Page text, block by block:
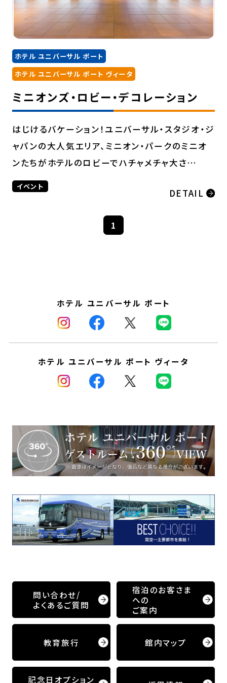
ホテル ユニバーサル ポート
ホテル ユニバーサル ポート ヴィータ
ミニオンズ・ロビー・デコレーション
はじけるバケーション！ユニバーサル・スタジオ・ジ
ャパンの大人気エリア、ミニオン・パークのミニオ
ンたちがホテルのロビーでハチャメチャ大さ…
イベント
DETAIL
1
ホテル ユニバーサル ポート
ホテル ユニバーサル ポート ヴィータ
問い合わせ/
よくあるご質問
宿泊のお客さま
への
ご案内
教育旅行 館内マップ
記念日オプション